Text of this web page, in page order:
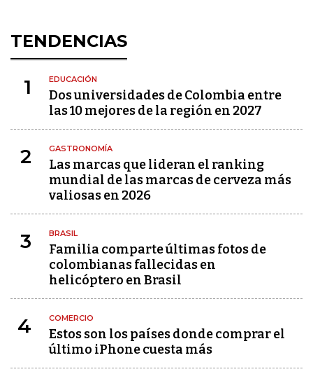
TENDENCIAS
1 EDUCACIÓN
Dos universidades de Colombia entre
las 10 mejores de la región en 2027
2 GASTRONOMÍA
Las marcas que lideran el ranking
mundial de las marcas de cerveza más
valiosas en 2026
3 BRASIL
Familia comparte últimas fotos de
colombianas fallecidas en
helicóptero en Brasil
4 COMERCIO
Estos son los países donde comprar el
último iPhone cuesta más